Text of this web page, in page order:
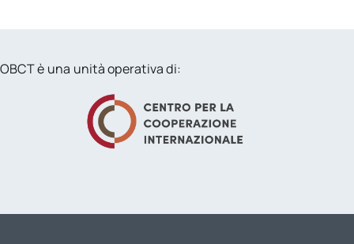
OBCT è una unità operativa di: